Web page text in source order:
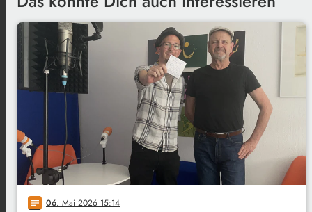
notes 06. Mai 2026 15:14